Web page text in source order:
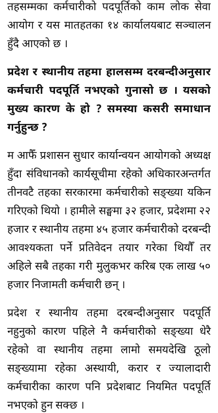
तहसम्मका कर्मचारीको पदपूर्तिको काम लोक सेवा
आयोग र यस मातहतका १४ कार्यालयबाट सञ्चालन
हुँदै आएको छ ।
प्रदेश र स्थानीय तहमा हालसम्म दरबन्दीअनुसार
कर्मचारी पदपूर्ति नभएको गुनासो छ । यसको
मुख्य कारण के हो ? समस्या कसरी समाधान
गर्नुहुन्छ ?
म आफैँ प्रशासन सुधार कार्यान्वयन आयोगको अध्यक्ष
हुँदा संविधानको कार्यसूचीमा रहेको अधिकारअन्तर्गत
तीनवटै तहका सरकारमा कर्मचारीको सङ्ख्या यकिन
गरिएको थियो । हामीले सङ्घमा ३२ हजार, प्रदेशमा २२
हजार र स्थानीय तहमा ४५ हजार कर्मचारीको दरबन्दी
आवश्यकता पर्ने प्रतिवेदन तयार गरेका थियौँ तर
अहिले सबै तहका गरी मुलुकभर करिब एक लाख ५०
हजार निजामती कर्मचारी छन् ।
प्रदेश र स्थानीय तहमा दरबन्दीअनुसार पदपूर्ति
नहुनुको कारण पहिले नै कर्मचारीको सङ्ख्या धेरै
रहेको वा स्थानीय तहमा लामो समयदेखि ठूलो
सङ्ख्यामा रहेका अस्थायी, करार र ज्यालादारी
कर्मचारीका कारण पनि प्रदेशबाट नियमित पदपूर्ति
नभएको हुन सक्छ ।